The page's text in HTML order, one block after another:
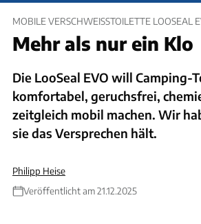
MOBILE VERSCHWEISSTOILETTE LOOSEAL
Mehr als nur ein Klo
Die LooSeal EVO will Camping-
komfortabel, geruchsfrei,
zeitgleich mobil machen. Wir
sie das Versprechen hält.
Philipp Heise
Veröffentlicht am 21.12.2025